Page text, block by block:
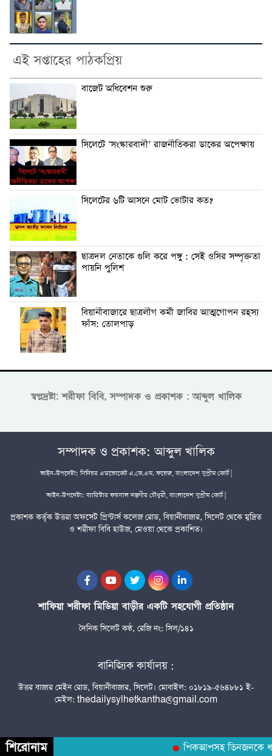
এই সপ্তাহের পাঠকপ্রিয়
বাজেট অধিবেশন শুরু
সিলেটে ‘সংস্কারবাদী’ রাজনীতিকরা ডাকের অপেক্ষায়
সিলেটের ৬টি আসনে মোট ভোটার কত?
ছাত্রদল নেতাকে গুলি করে পঙ্গু : সেই ওসির সম্পৃক্ততা
পায়নি পুলিশ
বিয়ানীবাজারে ছাত্রলীগ কর্মী জাবির আত্মগোপন রহস্য
ফাঁস: তোলপাড়
স্বপ্নদ্রষ্টা: শরীফা বিবি, সম্পাদক ও প্রকাশক : আব্দুল খালিক
সম্পাদক ও প্রকাশক: আব্দুল খালিক
আইন-উপদেষ্টা: সিনিয়র এডভোকেট এ.কে.এম. ফয়েজ, বাংলাদেশ সুপ্রীম কোর্ট |
আইন-উপদেষ্টা: ব্যারিস্টার ফয়সাল দস্তগীর চৌধুরী, বাংলাদেশ সুপ্রীম কোর্ট |
প্রকাশক কর্তৃক উত্তরা অফসেট প্রিন্টার্স কলেজ রোড, বিয়ানীবাজার, সিলেট থেকে মুদ্রিত
ও শরীফা বিবি হাউজ, মেওয়া থেকে প্রকাশিত।
শাফিয়া শরীফা মিডিয়া বাড়ীর একটি সহযোগী প্রতিষ্ঠান
দৈনিক সিলেট কণ্ঠ, রেজি নং: সিল/১৪১
বানিজ্যিক কার্যালয় :
উত্তর বাজার মেইন রোড, বিয়ানীবাজার, সিলেট। মোবাইল: ০১৮১৯-৫৬৪৮৮১ ই-
মেইল: thedailysylhetkantha@gmail.com
শিরোনাম পিকআপসহ তিনজনকে